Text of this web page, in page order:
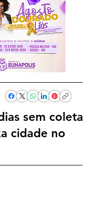
sem coleta
cidade no